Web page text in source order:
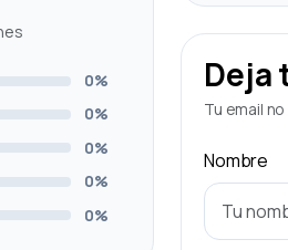
0%
0%
0%
0%
0%
Deja
Tu email
Nombre